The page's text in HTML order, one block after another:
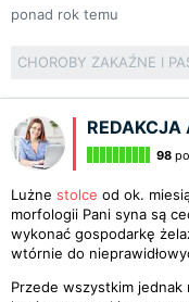
ponad rok temu
REDAKCJA
98
Lużne stolce od ok.
morfologii Pani syna są
wykonać gospodarkę
wtórnie do
Przede wszystkim